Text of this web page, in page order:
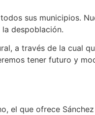
sus municipios.
despoblación.
a través de la cual
tener futuro y
el que ofrece